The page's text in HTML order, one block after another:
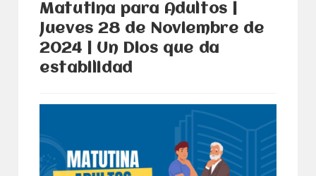
Matutina para Adultos |
Jueves 28 de Noviembre de
2024 | Un Dios que da
estabilidad